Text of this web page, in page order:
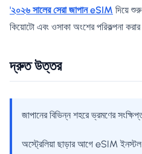
'২০২৬ সালের সেরা জাপান eSIM দিয়ে
কিয়োটো এবং ওসাকা অংশের পরিকল্পনা
দ্রুত উত্তর
জাপানের বিভিন্ন শহরে ভ্রমণের
অস্ট্রেলিয়া ছাড়ার আগে eSIM